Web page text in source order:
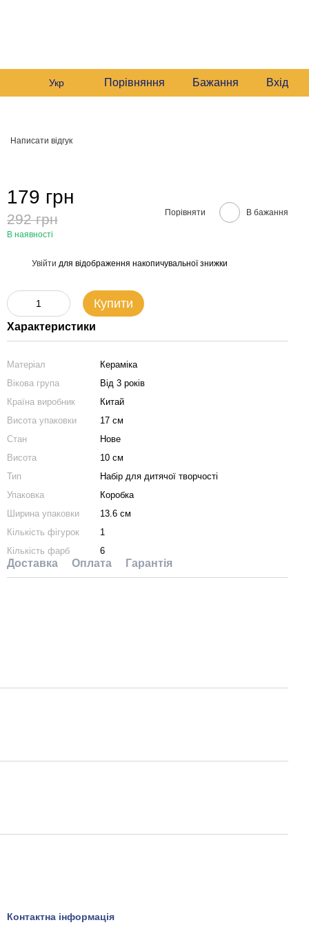
Укр Порівняння Бажання Вхід
Написати відгук
179 грн
292 грн
В наявності
Порівняти В бажання
Увійти для відображення накопичувальної знижки
Купити
Характеристики
Матеріал
Кераміка
Вікова група
Від 3 років
Країна виробник
Китай
Висота упаковки
17 см
Стан
Нове
Висота
10 см
Тип
Набір для дитячої творчості
Упаковка
Коробка
Ширина упаковки
13.6 см
Кількість фігурок
1
Кількість фарб
6
Доставка Оплата Гарантія
Контактна інформація